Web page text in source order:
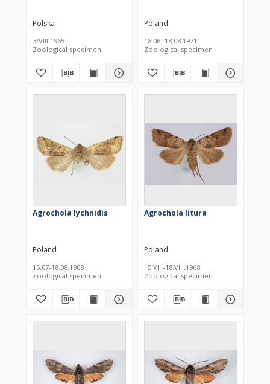
Polska
3/VIII.1965
Zoological specimen
Poland
18.06.-18.08.1971
Zoological specimen
Agrochola lychnidis
Poland
15.07-18.08.1968
Zoological specimen
Agrochola litura
Poland
15.VII.-18.VIII.1968
Zoological specimen